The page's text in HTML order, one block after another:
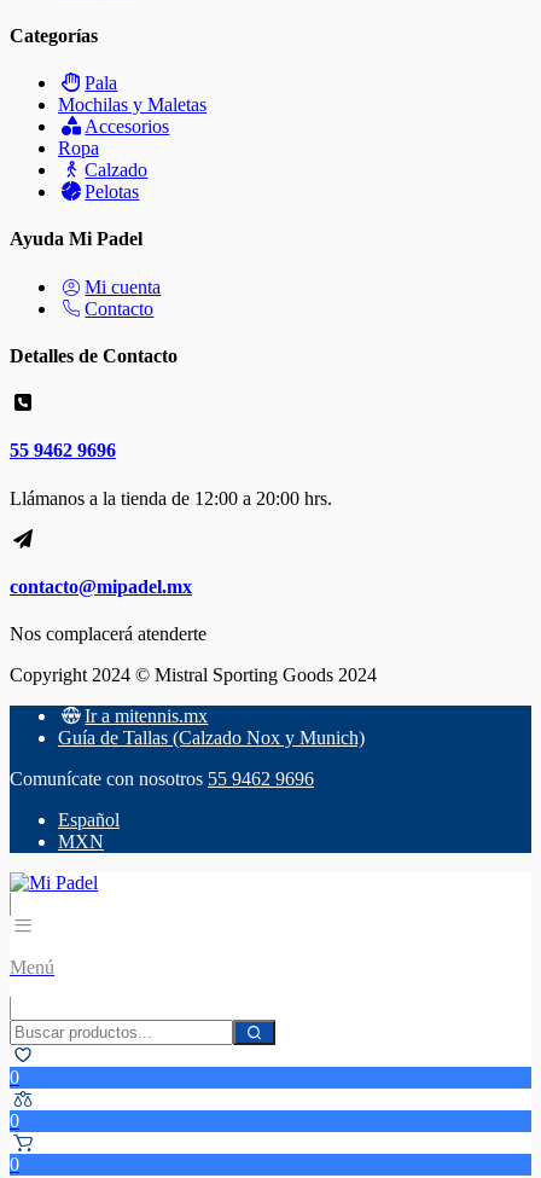
Categorías
Pala
Mochilas y Maletas
Accesorios
Ropa
Calzado
Pelotas
Ayuda Mi Padel
Mi cuenta
Contacto
Detalles de Contacto
55 9462 9696
Llámanos a la tienda de 12:00 a 20:00 hrs.
contacto@mipadel.mx
Nos complacerá atenderte
Copyright 2024 © Mistral Sporting Goods 2024
Ir a mitennis.mx
Guía de Tallas (Calzado Nox y Munich)
Comunícate con nosotros 55 9462 9696
Español
MXN
Menú
0
0
0